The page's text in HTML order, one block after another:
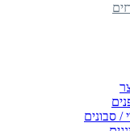
/ סבונים